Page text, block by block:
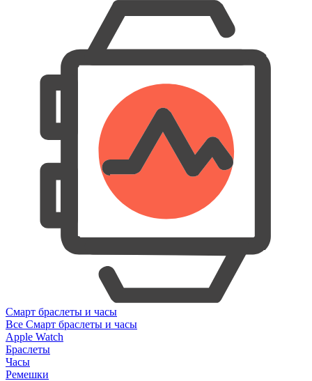
Смарт браслеты и часы
Все Смарт браслеты и часы
Apple Watch
Браслеты
Часы
Ремешки